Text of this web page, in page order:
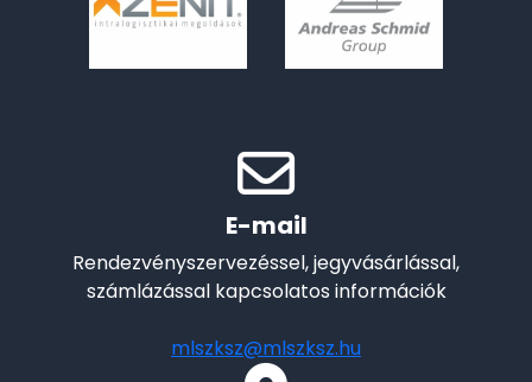
E-mail
Rendezvényszervezéssel, jegyvásárlással,
számlázással kapcsolatos információk
mlszksz@mlszksz.hu